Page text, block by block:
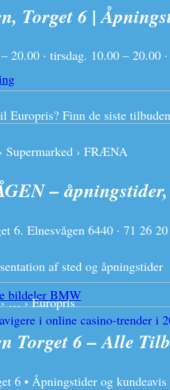
bildeler BMW
Torget 6 |
20.00 · tirsdag. 10.00 – 20.00
Europris? Finn de siste
Supermarked › FRÆNA
–
6. Elnesvågen 6440 · 71 26
af sted og åpningstider
… › Europris
Torget 6 – Alle
6 • Åpningstider og